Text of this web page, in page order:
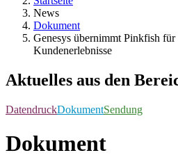
News
Dokument
Genesys übernimmt Pinkfish für
Kundenerlebnisse
Aktuelles aus den
DatendruckDokumentSendung
Dokument